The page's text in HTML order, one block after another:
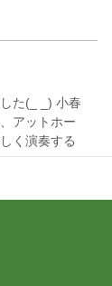
露してくれ
た(_ _) 小春
アットホー
く演奏する